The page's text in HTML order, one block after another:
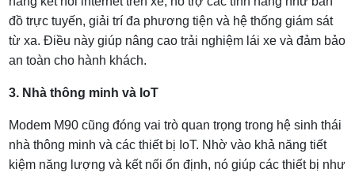
đồ trực tuyến, giải trí đa phương tiện và hệ thống giám sát
từ xa. Điều này giúp nâng cao trải nghiệm lái xe và đảm bảo
an toàn cho hành khách.
3. Nhà thông minh và IoT
Modem M90 cũng đóng vai trò quan trọng trong hệ sinh thái
nhà thông minh và các thiết bị IoT. Nhờ vào khả năng tiết
kiệm năng lượng và kết nối ổn định, nó giúp các thiết bị như